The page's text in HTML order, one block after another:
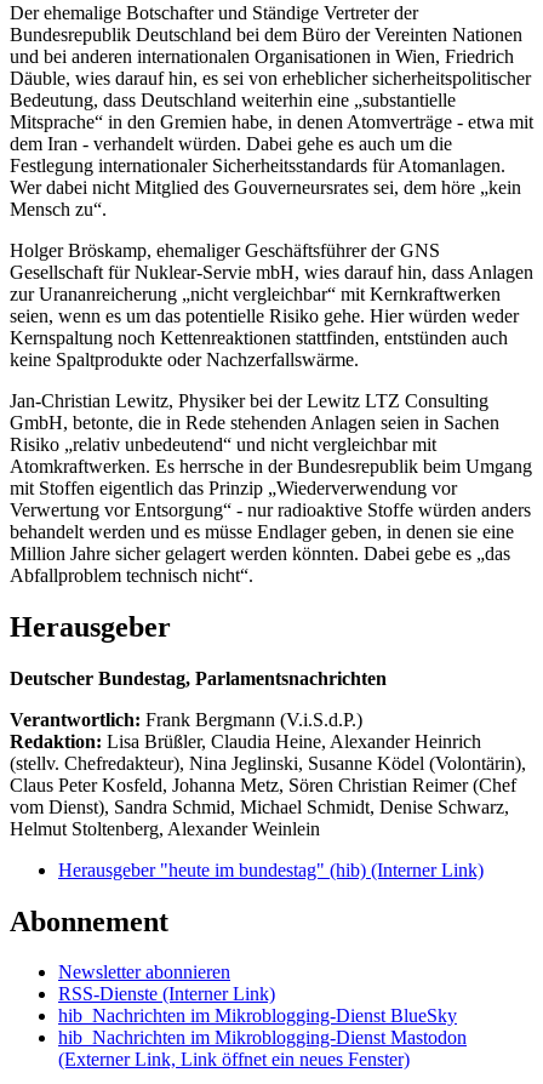
Der ehemalige Botschafter und Ständige Vertreter der
Bundesrepublik Deutschland bei dem Büro der Vereinten Nationen
und bei anderen internationalen Organisationen in Wien, Friedrich
Däuble, wies darauf hin, es sei von erheblicher sicherheitspolitischer
Bedeutung, dass Deutschland weiterhin eine „substantielle
Mitsprache“ in den Gremien habe, in denen Atomverträge - etwa mit
dem Iran - verhandelt würden. Dabei gehe es auch um die
Festlegung internationaler Sicherheitsstandards für Atomanlagen.
Wer dabei nicht Mitglied des Gouverneursrates sei, dem höre „kein
Mensch zu“.
Holger Bröskamp, ehemaliger Geschäftsführer der GNS
Gesellschaft für Nuklear-Servie mbH, wies darauf hin, dass Anlagen
zur Urananreicherung „nicht vergleichbar“ mit Kernkraftwerken
seien, wenn es um das potentielle Risiko gehe. Hier würden weder
Kernspaltung noch Kettenreaktionen stattfinden, entstünden auch
keine Spaltprodukte oder Nachzerfallswärme.
Jan-Christian Lewitz, Physiker bei der Lewitz LTZ Consulting
GmbH, betonte, die in Rede stehenden Anlagen seien in Sachen
Risiko „relativ unbedeutend“ und nicht vergleichbar mit
Atomkraftwerken. Es herrsche in der Bundesrepublik beim Umgang
mit Stoffen eigentlich das Prinzip „Wiederverwendung vor
Verwertung vor Entsorgung“ - nur radioaktive Stoffe würden anders
behandelt werden und es müsse Endlager geben, in denen sie eine
Million Jahre sicher gelagert werden könnten. Dabei gebe es „das
Abfallproblem technisch nicht“.
Herausgeber
Deutscher Bundestag, Parlamentsnachrichten
Verantwortlich: Frank Bergmann (V.i.S.d.P.)
Redaktion: Lisa Brüßler, Claudia Heine, Alexander Heinrich
(stellv. Chefredakteur), Nina Jeglinski, Susanne Ködel (Volontärin),
Claus Peter Kosfeld, Johanna Metz, Sören Christian Reimer (Chef
vom Dienst), Sandra Schmid, Michael Schmidt, Denise Schwarz,
Helmut Stoltenberg, Alexander Weinlein
Herausgeber "heute im bundestag" (hib) (Interner Link)
Abonnement
Newsletter abonnieren
RSS-Dienste (Interner Link)
hib_Nachrichten im Mikroblogging-Dienst BlueSky
hib_Nachrichten im Mikroblogging-Dienst Mastodon
(Externer Link, Link öffnet ein neues Fenster)